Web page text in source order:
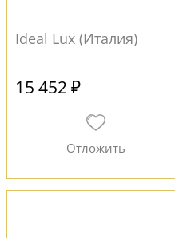
Ideal Lux (Италия)
15 452 ₽